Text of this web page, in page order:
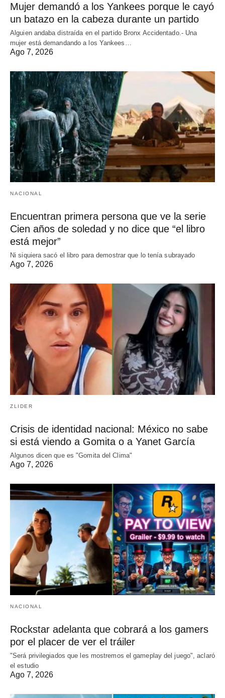
Mujer demandó a los Yankees porque le cayó
un batazo en la cabeza durante un partido
Alguien andaba distraída en el partido Bronx Accidentado.- Una
mujer está demandando a los Yankees…
Ago 7, 2026
NACIONAL
Encuentran primera persona que ve la serie
Cien años de soledad y no dice que “el libro
está mejor”
Ni siquiera sacó el libro para demostrar que lo tenía subrayado
Ago 7, 2026
ZLIDER
Crisis de identidad nacional: México no sabe
si está viendo a Gomita o a Yanet García
Algunos dicen que es "Gomita del Clima"
Ago 7, 2026
NACIONAL
Rockstar adelanta que cobrará a los gamers
por el placer de ver el tráiler
"Será privilegiados que les mostremos el gameplay del juego", aclaró
el estudio
Ago 7, 2026